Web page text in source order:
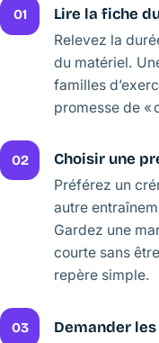
01 Lire la fiche
Relevez la
du matériel.
familles
promesse de «
02 Choisir une
Préférez un
autre
Gardez une
courte sans
repère simple.
03 Demander